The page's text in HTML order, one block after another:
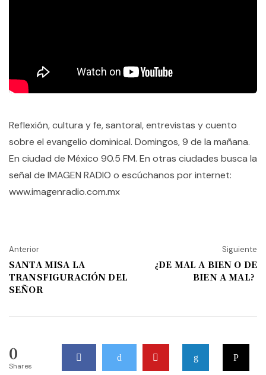
Reflexión, cultura y fe, santoral, entrevistas y cuento
sobre el evangelio dominical. Domingos, 9 de la mañana.
En ciudad de México 90.5 FM. En otras ciudades busca la
señal de IMAGEN RADIO o escúchanos por internet:
www.imagenradio.com.mx
Anterior
SANTA MISA LA
TRANSFIGURACIÓN DEL
SEÑOR
Siguiente
¿DE MAL A BIEN O DE
BIEN A MAL?
0
Shares